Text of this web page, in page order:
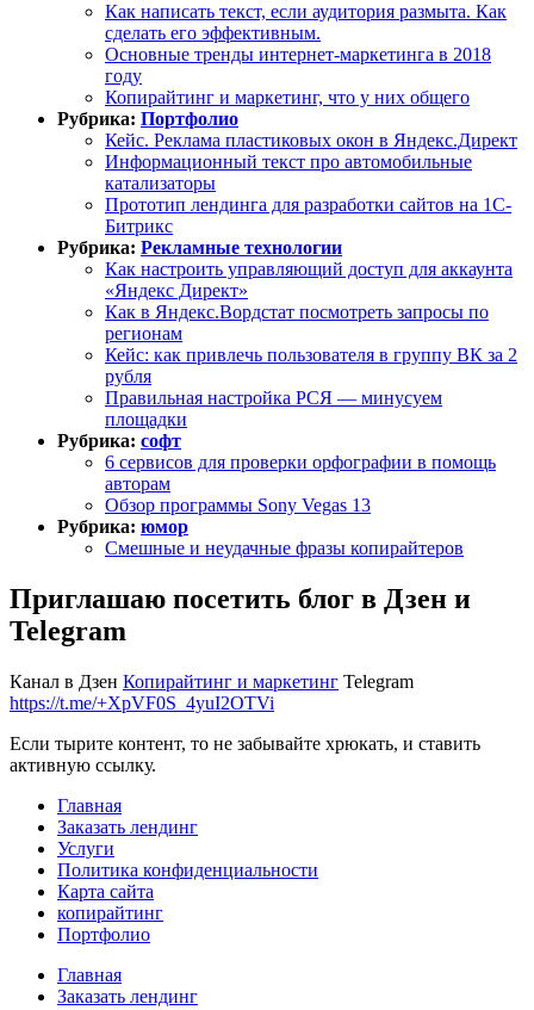
Как написать текст, если аудитория размыта. Как
сделать его эффективным.
Основные тренды интернет-маркетинга в 2018
году
Копирайтинг и маркетинг, что у них общего
Рубрика: Портфолио
Кейс. Реклама пластиковых окон в Яндекс.Директ
Информационный текст про автомобильные
катализаторы
Прототип лендинга для разработки сайтов на 1С-
Битрикс
Рубрика: Рекламные технологии
Как настроить управляющий доступ для аккаунта
«Яндекс Директ»
Как в Яндекс.Вордстат посмотреть запросы по
регионам
Кейс: как привлечь пользователя в группу ВК за 2
рубля
Правильная настройка РСЯ — минусуем
площадки
Рубрика: софт
6 сервисов для проверки орфографии в помощь
авторам
Обзор программы Sony Vegas 13
Рубрика: юмор
Смешные и неудачные фразы копирайтеров
Приглашаю посетить блог в Дзен и
Telegram
Канал в Дзен Копирайтинг и маркетинг Telegram
https://t.me/+XpVF0S_4yuI2OTVi
Если тырите контент, то не забывайте хрюкать, и ставить
активную ссылку.
Главная
Заказать лендинг
Услуги
Политика конфиденциальности
Карта сайта
копирайтинг
Портфолио
Главная
Заказать лендинг